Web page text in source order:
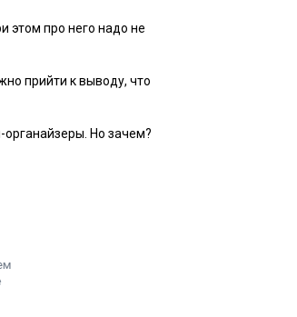
этом про него надо не
прийти к выводу, что
Но зачем?